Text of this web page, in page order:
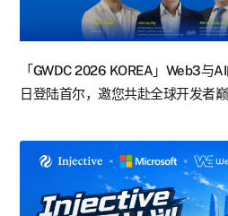
「GWDC 2026 KOREA」Web3与
日登陆首尔，邀您共赴全球开发者